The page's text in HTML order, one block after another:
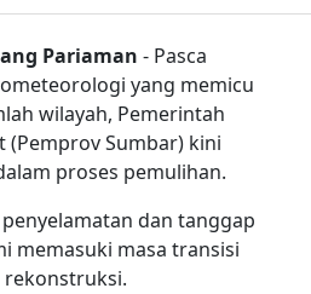
Pariaman - Pasca
yang memicu
wilayah, Pemerintah
(Pemprov Sumbar) kini
proses pemulihan.
dan tanggap
memasuki masa transisi